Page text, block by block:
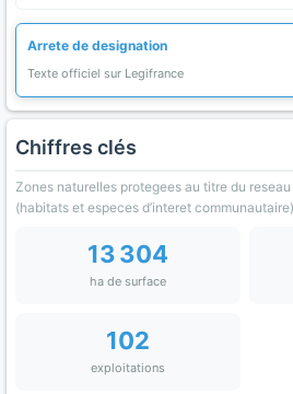
Arrete de designation
Texte officiel sur Legifrance
Chiffres clés
Zones naturelles protegees au titre du
(habitats et especes d’interet
13 304
ha de surface
102
exploitations